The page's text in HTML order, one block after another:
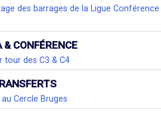
des barrages de la Ligue Conférence
& CONFÉRENCE
tour des C3 & C4
Cercle Bruges